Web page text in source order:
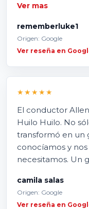
Ver mas
rememberluke1
Origen: Google
Ver reseña en
★★★★★
El conductor
Huilo Huilo. No
transformó en un
conocíamos y
necesitamos. Un
camila salas
Origen: Google
Ver reseña en